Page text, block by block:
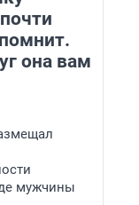
она вам
мужчины